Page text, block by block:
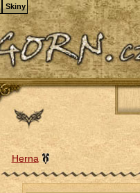
Herna
Skiny